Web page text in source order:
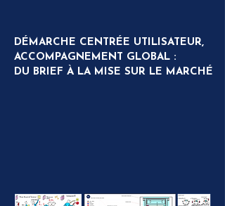
DÉMARCHE CENTRÉE UTILISATEUR,
ACCOMPAGNEMENT GLOBAL :
DU BRIEF À LA MISE SUR LE MARCHÉ